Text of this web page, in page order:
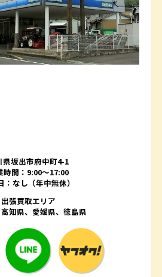
県坂出市府中町4-1
時間：9:00～17:00
：なし（年中無休）
出張買取エリア
知県、愛媛県、徳島県